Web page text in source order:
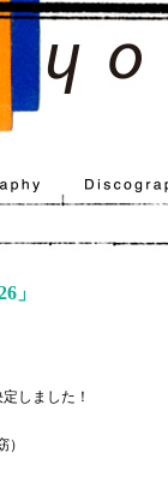
」
しました！